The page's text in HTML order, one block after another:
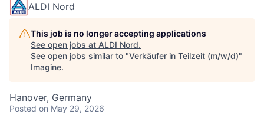
ALDI Nord
This job is no longer accepting applications
See open jobs at ALDI Nord.
See open jobs similar to "Verkäufer in Teilzeit (m/w/d)"
Imagine.
Hanover, Germany
Posted on May 29, 2026